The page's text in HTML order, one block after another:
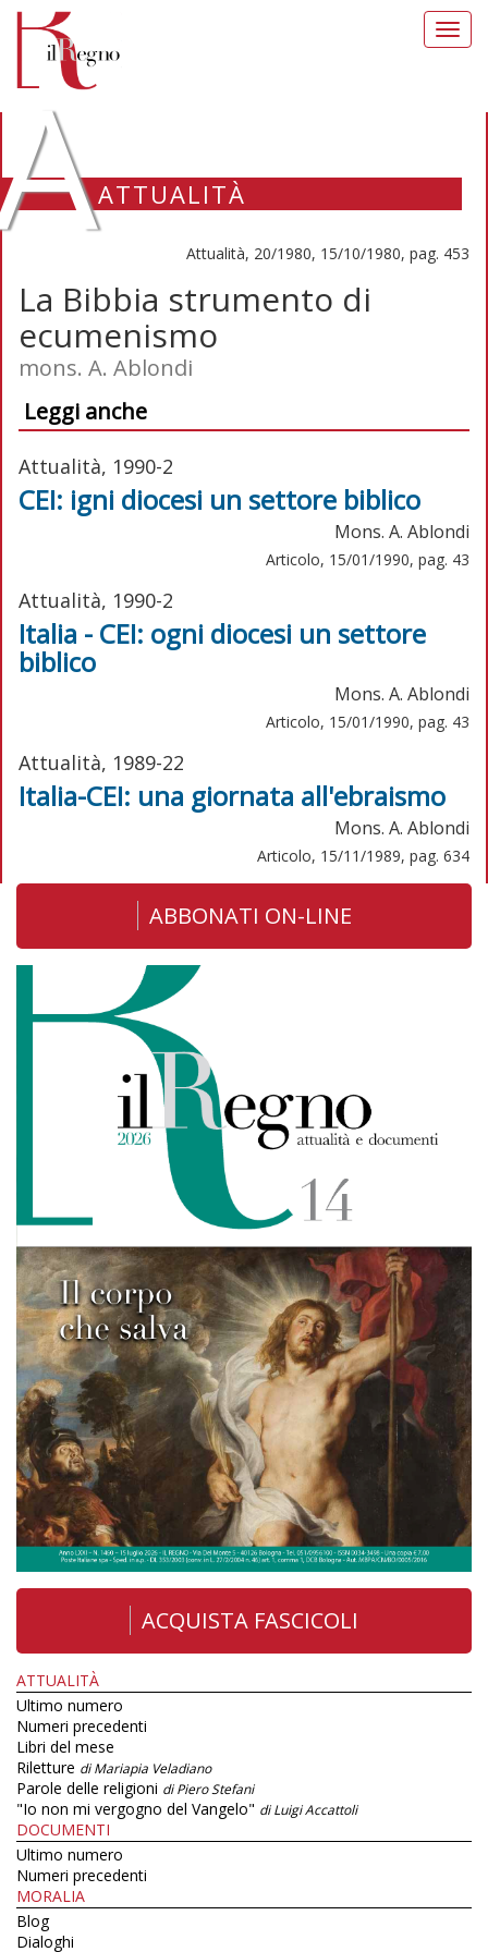
ATTUALITÀ
Attualità, 20/1980, 15/10/1980, pag. 453
La Bibbia strumento di
ecumenismo
mons. A. Ablondi
Leggi anche
Attualità, 1990-2
CEI: igni diocesi un settore biblico
Mons. A. Ablondi
Articolo, 15/01/1990, pag. 43
Attualità, 1990-2
Italia - CEI: ogni diocesi un settore
biblico
Mons. A. Ablondi
Articolo, 15/01/1990, pag. 43
Attualità, 1989-22
Italia-CEI: una giornata all'ebraismo
Mons. A. Ablondi
Articolo, 15/11/1989, pag. 634
ABBONATI ON-LINE
ACQUISTA FASCICOLI
ATTUALITÀ
Ultimo numero
Numeri precedenti
Libri del mese
Riletture di Mariapia Veladiano
Parole delle religioni di Piero Stefani
"Io non mi vergogno del Vangelo" di Luigi Accattoli
DOCUMENTI
Ultimo numero
Numeri precedenti
MORALIA
Blog
Dialoghi